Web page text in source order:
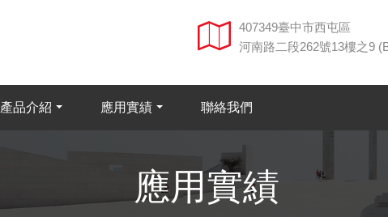
407349臺中市西屯區
河南路二段262號13樓之9
產品介紹 應用實績 聯絡我們
應用實績